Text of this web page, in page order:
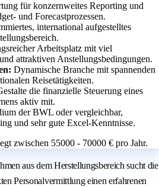
für konzernweites Reporting und
und Forecastprozessen.
international aufgestelltes
Arbeitsplatz mit viel
attraktiven Anstellungsbedingungen.
Dynamische Branche mit spannenden
Reisetätigkeiten.
die finanzielle Steuerung eines
aktiv mit.
der BWL oder vergleichbar,
und sehr gute Excel-Kenntnisse.
zwischen 55000 - 70000 € pro Jahr.
aus dem Herstellungsbereich sucht die
Personalvermittlung einen erfahrenen